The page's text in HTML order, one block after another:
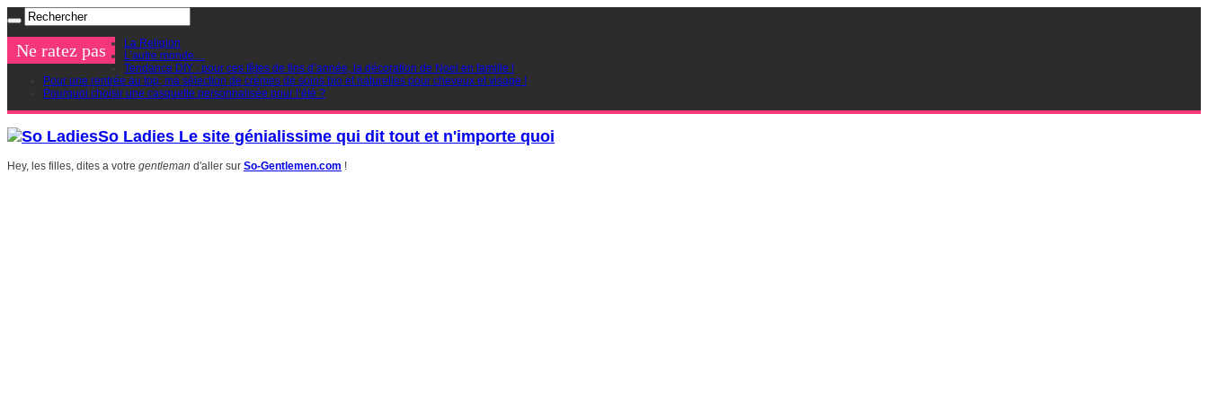
Ne ratez pas
La Religion
L’autre monde…
Tendance DIY : pour ces fêtes de fins d’année, la décoration de Noel en famille !
Pour une rentrée au top, ma sélection de crèmes de soins bio et naturelles pour cheveux et visage !
Pourquoi choisir une casquette personnalisée pour l’été ?
So Ladies Le site génialissime qui dit tout et n'importe quoi
Hey, les filles, dites a votre gentleman d'aller sur So-Gentlemen.com !